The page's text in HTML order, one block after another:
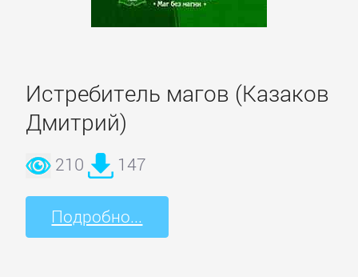
Истребитель магов (Казаков
Дмитрий)
210 147
Подробно...
Литература
Присоединиться
Войти
Контакт